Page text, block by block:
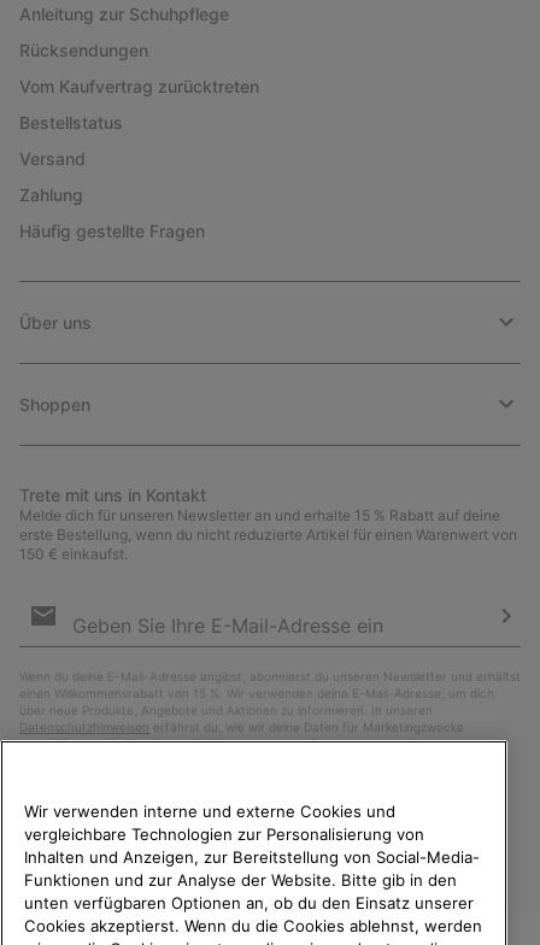
Anleitung zur Schuhpflege
Rücksendungen
Vom Kaufvertrag zurücktreten
Bestellstatus
Versand
Zahlung
Häufig gestellte Fragen
Über uns
Shoppen
Trete mit uns in Kontakt
Melde dich für unseren Newsletter an und erhalte 15 % Rabatt auf deine
erste Bestellung, wenn du nicht reduzierte Artikel für einen Warenwert von
150 € einkaufst.
Anmeldung
Wenn du deine E-Mail-Adresse angibst, abonnierst du unseren Newsletter und erhältst
einen Willkommensrabatt von 15 %. Wir verwenden deine E-Mail-Adresse, um dich
über neue Produkte, Angebote und Aktionen zu informieren. In unseren
Datenschutzhinweisen erfährst du, wie wir deine Daten für Marketingzwecke
verarbeiten und wie du deine Zustimmung widerrufen kannst.
Wir verwenden interne und externe Cookies und
vergleichbare Technologien zur Personalisierung von
Inhalten und Anzeigen, zur Bereitstellung von Social-Media-
Funktionen und zur Analyse der Website. Bitte gib in den
unten verfügbaren Optionen an, ob du den Einsatz unserer
Cookies akzeptierst. Wenn du die Cookies ablehnst, werden